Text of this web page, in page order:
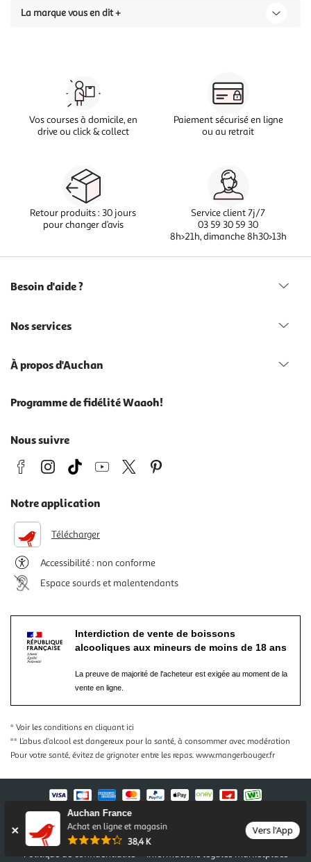
Auchan France
Achat en ligne et magasin
38,4 K
Vers l'App
La marque vous en dit +
Vos courses à domicile, en
drive ou click & collect
Paiement sécurisé en ligne
ou au retrait
Retour produits : 30 jours
pour changer d’avis
Service client 7j/7
03 59 30 59 30
8h>21h, dimanche 8h30>13h
Besoin d'aide ?
Nos services
À propos d'Auchan
Programme de fidélité Waaoh!
Nous suivre
Notre application
Télécharger
Accessibilité : non conforme
Espace sourds et malentendants
Interdiction de vente de boissons
alcooliques aux mineurs de moins de 18 ans
La preuve de majorité de l'acheteur est exigée au moment de la
vente en ligne.
* Voir les conditions en cliquant ici
** L’abus d’alcool est dangereux pour la santé, à consommer avec modération
Pour votre santé, évitez de grignoter entre les repas. www.mangerbouger.fr
Nos conditions générales
Mentions légales
Conditions des offres et promotions
Gérer mes préférences
Politique de confidentialité
Informations légales marketplace